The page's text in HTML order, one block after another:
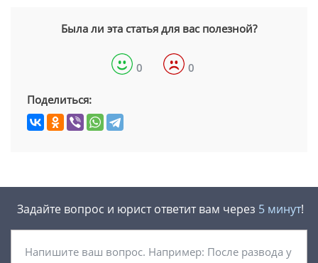
Была ли эта статья для вас полезной?
0 0
Поделиться:
Задайте вопрос и юрист ответит вам через 5 минут!